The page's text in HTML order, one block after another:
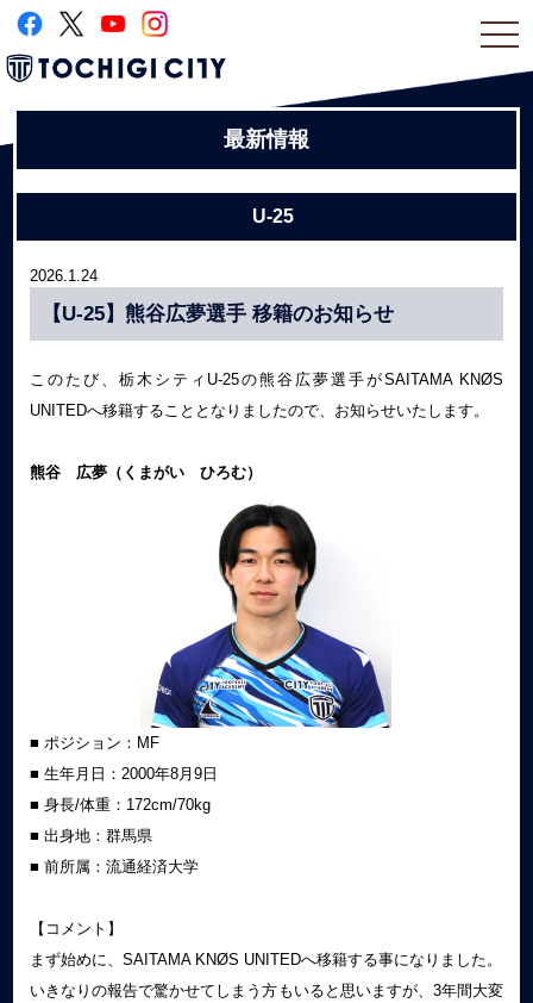
最新情報
U-25
2026.1.24
【U-25】熊谷広夢選手 移籍のお知らせ
このたび、栃木シティU-25の熊谷広夢選手がSAITAMA KNØS
UNITEDへ移籍することとなりましたので、お知らせいたします。
熊谷 広夢（くまがい ひろむ）
■ ポジション：MF
■ 生年月日：2000年8月9日
■ 身長/体重：172cm/70kg
■ 出身地：群馬県
■ 前所属：流通経済大学
【コメント】
まず始めに、SAITAMA KNØS UNITEDへ移籍する事になりました。
いきなりの報告で驚かせてしまう方もいると思いますが、3年間大変